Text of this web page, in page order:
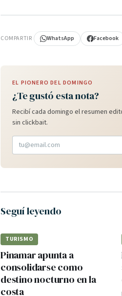
COMPARTIR WhatsApp Facebook
EL PIONERO DEL DOMINGO
¿Te gustó esta nota?
Recibí cada domingo el resumen
sin clickbait.
Seguí leyendo
TURISMO
Pinamar apunta a
consolidarse como
destino nocturno en la
costa